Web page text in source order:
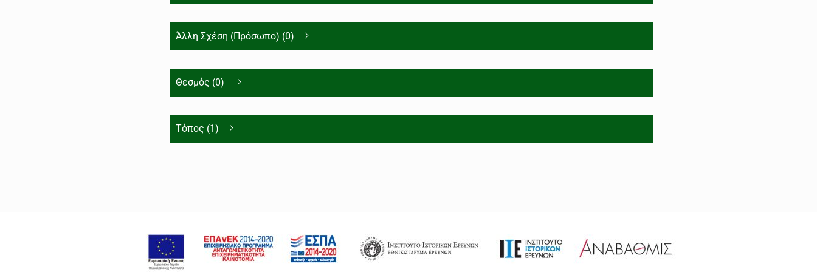
Άλλη Σχέση (Πρόσωπο) (0)
Θεσμός (0)
Τόπος (1)